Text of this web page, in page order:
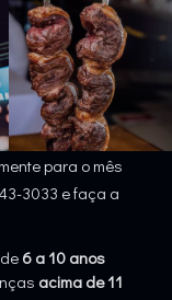
para o mês
3033 e faça a
6 a 10 anos
acima de 11